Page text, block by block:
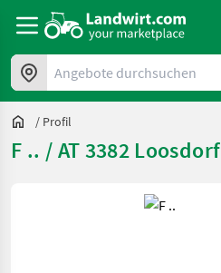
Angebote durchsuchen
/ Profil
F .. / AT 3382 Loosdorf